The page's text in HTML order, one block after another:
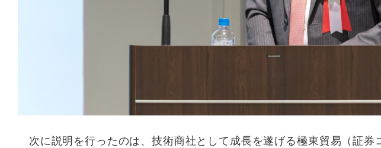
次に説明を行ったのは、技術商社として成長を遂げる極東貿易（証券